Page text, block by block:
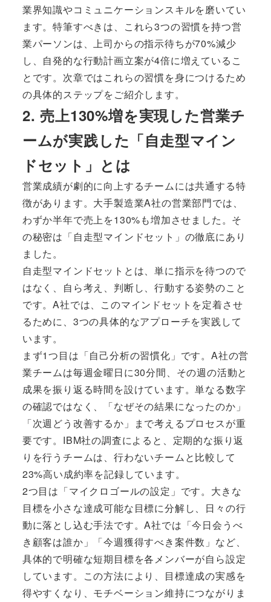
業界知識やコミュニケーションスキルを磨いてい
ます。特筆すべきは、これら3つの習慣を持つ営
業パーソンは、上司からの指示待ちが70%減少
し、自発的な行動計画立案が4倍に増えているこ
とです。次章ではこれらの習慣を身につけるため
の具体的ステップをご紹介します。
2. 売上130%増を実現した営業チ
ームが実践した「自走型マイン
ドセット」とは
営業成績が劇的に向上するチームには共通する特
徴があります。大手製造業A社の営業部門では、
わずか半年で売上を130%も増加させました。そ
の秘密は「自走型マインドセット」の徹底にあり
ました。
自走型マインドセットとは、単に指示を待つので
はなく、自ら考え、判断し、行動する姿勢のこと
です。A社では、このマインドセットを定着させ
るために、3つの具体的なアプローチを実践して
います。
まず1つ目は「自己分析の習慣化」です。A社の営
業チームは毎週金曜日に30分間、その週の活動と
成果を振り返る時間を設けています。単なる数字
の確認ではなく、「なぜその結果になったのか」
「次週どう改善するか」まで考えるプロセスが重
要です。IBM社の調査によると、定期的な振り返
りを行うチームは、行わないチームと比較して
23%高い成約率を記録しています。
2つ目は「マイクロゴールの設定」です。大きな
目標を小さな達成可能な目標に分解し、日々の行
動に落とし込む手法です。A社では「今日会うべ
き顧客は誰か」「今週獲得すべき案件数」など、
具体的で明確な短期目標を各メンバーが自ら設定
しています。この方法により、目標達成の実感を
得やすくなり、モチベーション維持につながりま